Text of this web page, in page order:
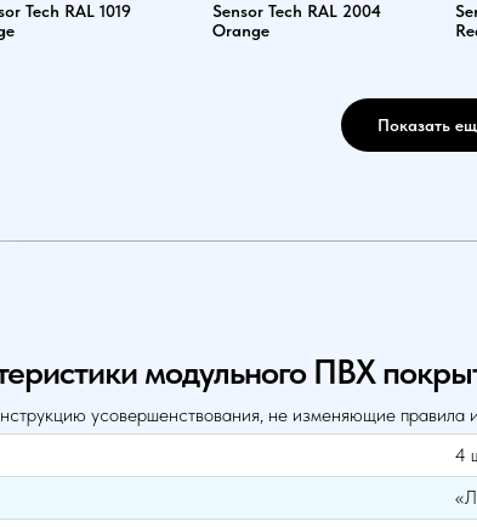
Tech RAL 1019
Sensor Tech RAL 2004
Orange
Показать
модульного ПВХ
усовершенствования, не изменяющие
4